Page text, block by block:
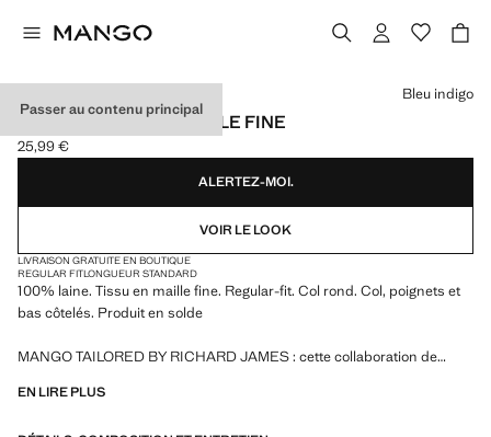
Passer au contenu principal
PULL 100 % LAINE MAILLE FINE
Prix actuel [25,99 € ]
25,99 €
Choisissez une couleur
Bleu indigo
ALERTEZ-MOI.
VOIR LE LOOK
LIVRAISON GRATUITE EN BOUTIQUE
REGULAR FITLONGUEUR STANDARD
100% laine. Tissu en maille fine. Regular-fit. Col rond. Col, poignets et
bas côtelés. Produit en solde
MANGO TAILORED BY RICHARD JAMES : cette collaboration de
James avec l'essence contemporaine de Mango. Le résultat est une
EN LIRE PLUS